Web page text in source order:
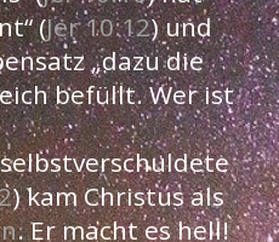
(Jer 10:12) und
„dazu die
befüllt. Wer ist
) kam Christus als
. Er macht es hell!